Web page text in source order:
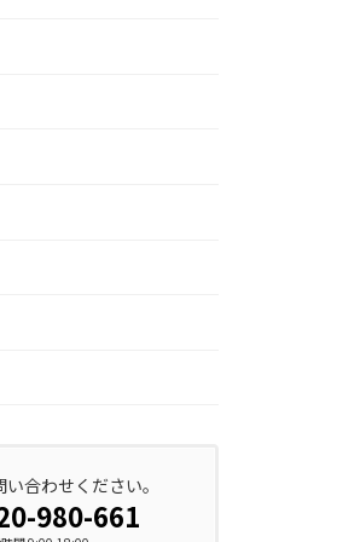
合わせください。
980-661